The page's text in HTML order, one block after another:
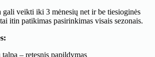
gali veikti iki 3 mėnesių net ir be tiesioginės
itin patikimas pasirinkimas visais sezonais.
– retesnis papildymas